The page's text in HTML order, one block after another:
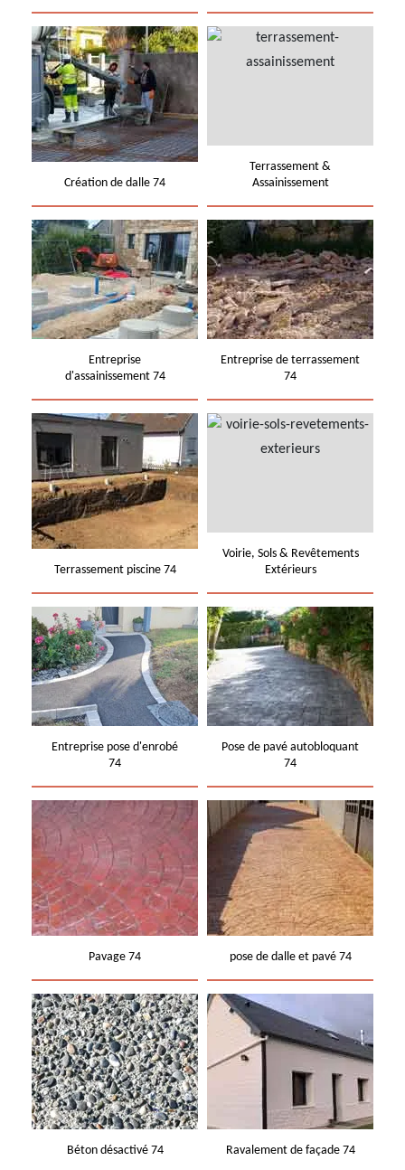
Création de dalle 74
Terrassement &
Assainissement
Entreprise
d'assainissement 74
Entreprise de terrassement
74
Terrassement piscine 74
Voirie, Sols & Revêtements
Extérieurs
Entreprise pose d'enrobé
74
Pose de pavé autobloquant
74
Pavage 74 pose de dalle et pavé 74
Béton désactivé 74 Ravalement de façade 74